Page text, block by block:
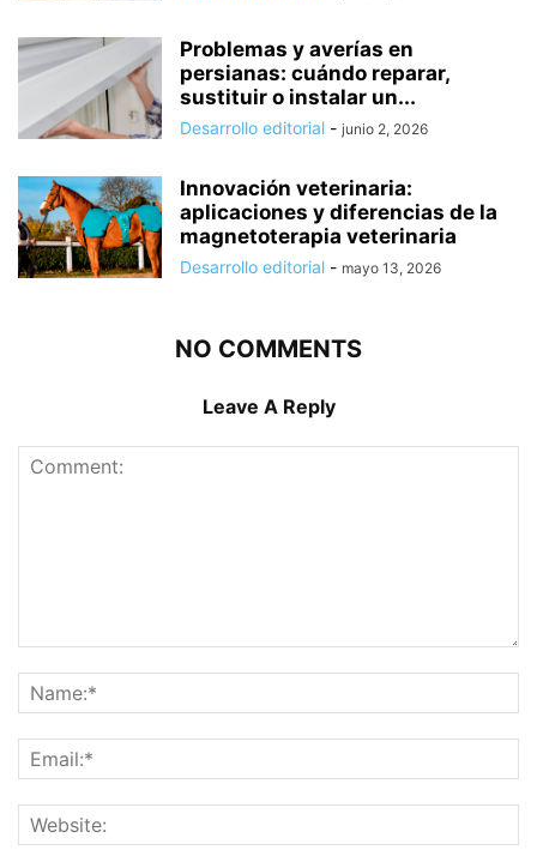
Problemas y averías en
persianas: cuándo reparar,
sustituir o instalar un...
Desarrollo editorial - junio 2, 2026
Innovación veterinaria:
aplicaciones y diferencias de la
magnetoterapia veterinaria
Desarrollo editorial - mayo 13, 2026
NO COMMENTS
Leave A Reply